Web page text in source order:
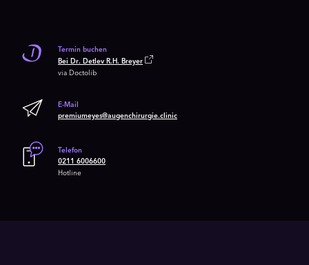
Termin buchen
Bei Dr. Detlev R.H. Breyer
via Doctolib
E-Mail
premiumeyes@augenchirurgie.clinic
Telefon
0211 6006600
Hotline